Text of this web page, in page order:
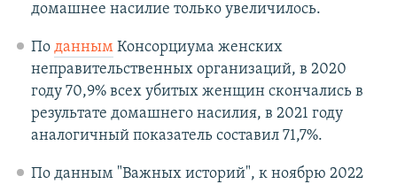
домашнее насилие только увеличилось.
По даннымКонсорциума женских
неправительственных организаций, в 2020
году 70,9% всех убитых женщин скончались в
результате домашнего насилия, в 2021 году
аналогичный показатель составил 71,7%.
По данным "Важных историй", к ноябрю 2022